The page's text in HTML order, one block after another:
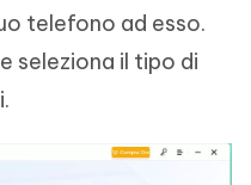
telefono ad esso.
seleziona il tipo di